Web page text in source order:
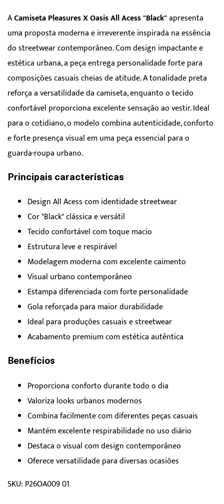
ACamiseta Pleasures X Oasis All Acess "Black"apresenta
uma proposta moderna e irreverente inspirada na essência
do streetwear contemporâneo. Com design impactante e
estética urbana, a peça entrega personalidade forte para
composições casuais cheias de atitude. A tonalidade preta
reforça a versatilidade da camiseta, enquanto o tecido
confortável proporciona excelente sensação ao vestir. Ideal
para o cotidiano, o modelo combina autenticidade, conforto
e forte presença visual em uma peça essencial para o
guarda-roupa urbano.
Principais características
Design All Acess com identidade streetwear
Cor "Black" clássica e versátil
Tecido confortável com toque macio
Estrutura leve e respirável
Modelagem moderna com excelente caimento
Visual urbano contemporâneo
Estampa diferenciada com forte personalidade
Gola reforçada para maior durabilidade
Ideal para produções casuais e streetwear
Acabamento premium com estética autêntica
Benefícios
Proporciona conforto durante todo o dia
Valoriza looks urbanos modernos
Combina facilmente com diferentes peças casuais
Mantém excelente respirabilidade no uso diário
Destaca o visual com design contemporâneo
Oferece versatilidade para diversas ocasiões
SKU: P26OA009 01